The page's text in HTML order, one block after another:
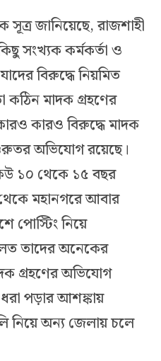
জানিয়েছে, রাজশাহী
সংখ্যক কর্মকর্তা ও
বিরুদ্ধে নিয়মিত
মাদক গ্রহণের
কারও বিরুদ্ধে মাদক
অভিযোগ রয়েছে।
১০ থেকে ১৫ বছর
মহানগরে আবার
পোস্টিং নিয়ে
তাদের অনেকের
গ্রহণের অভিযোগ
পড়ার আশঙ্কায়
নিয়ে অন্য জেলায় চলে